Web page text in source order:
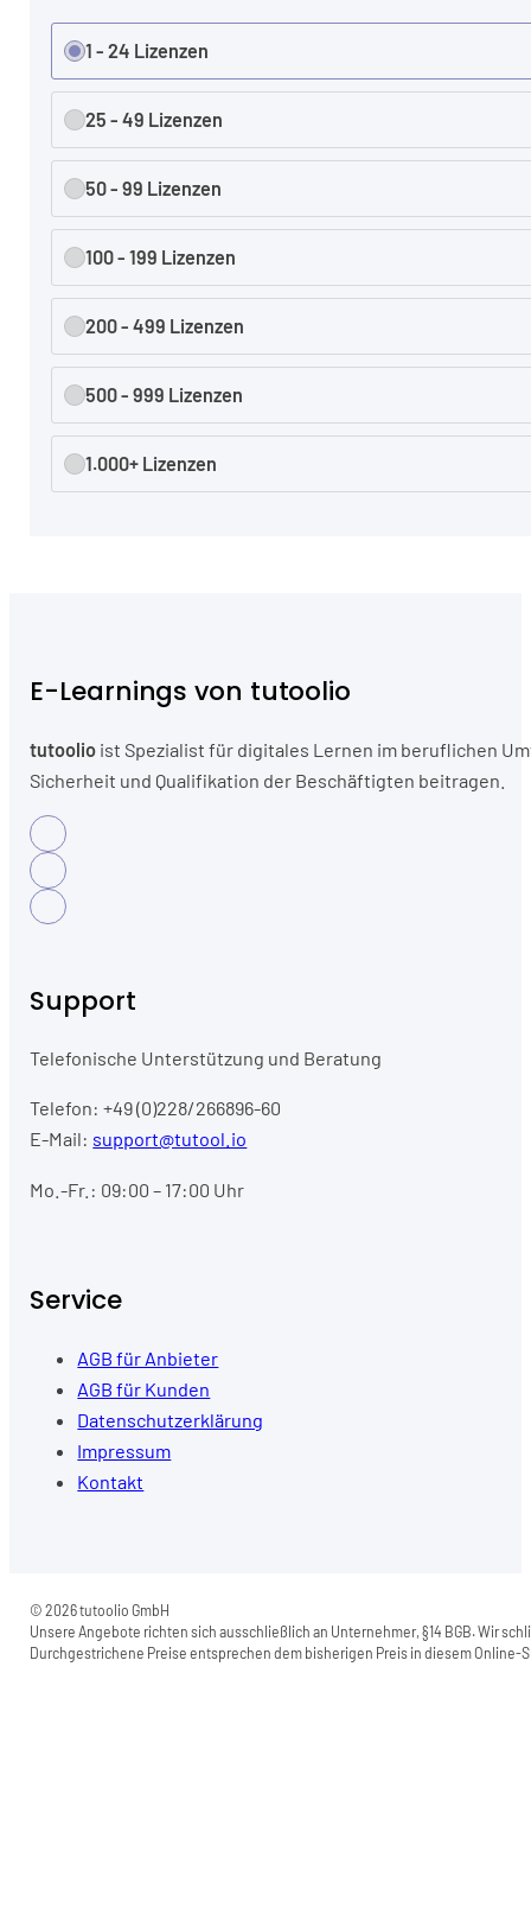
1 - 24 Lizenzen
25 - 49 Lizenzen
50 - 99 Lizenzen
100 - 199 Lizenzen
200 - 499 Lizenzen
500 - 999 Lizenzen
1.000+ Lizenzen
E-Learnings von tutoolio
tutoolio ist Spezialist für digitales Lernen im beruflichen
Sicherheit und Qualifikation der Beschäftigten beitragen.
Support
Telefonische Unterstützung und Beratung
Telefon: +49 (0)228/266896-60
E-Mail: support@tutool.io
Mo.-Fr.: 09:00 – 17:00 Uhr
Service
AGB für Anbieter
AGB für Kunden
Datenschutzerklärung
Impressum
Kontakt
© 2026 tutoolio GmbH
Unsere Angebote richten sich ausschließlich an Unternehmer, §14 BGB. Wir
Durchgestrichene Preise entsprechen dem bisherigen Preis in diesem